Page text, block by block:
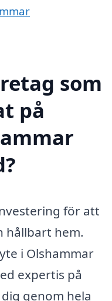
som
på
för att
hållbart hem.
i Olshammar
expertis på
genom hela